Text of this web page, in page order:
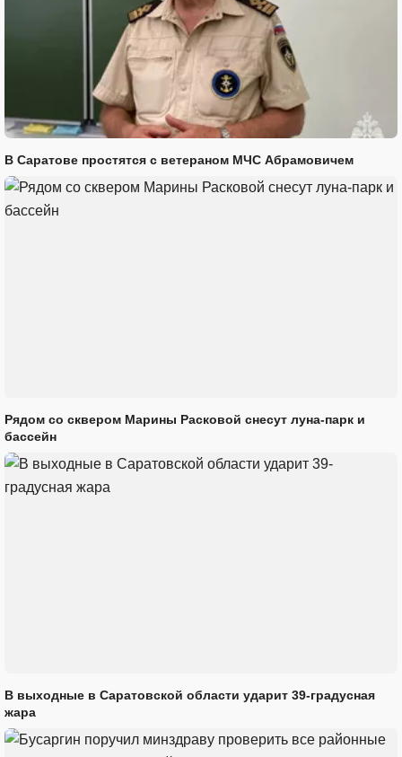
В Саратове простятся с ветераном МЧС Абрамовичем
Рядом со сквером Марины Расковой снесут луна-парк и
бассейн
В выходные в Саратовской области ударит 39-градусная
жара